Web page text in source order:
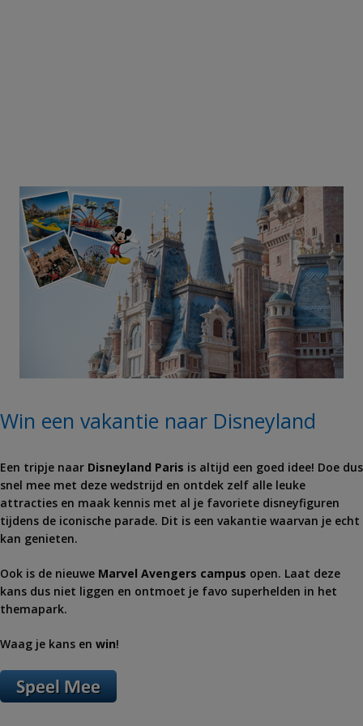
Win een vakantie naar Disneyland
Een tripje naar Disneyland Paris is altijd een goed idee! Doe dus
snel mee met deze wedstrijd en ontdek zelf alle leuke
attracties en maak kennis met al je favoriete disneyfiguren
tijdens de iconische parade. Dit is een vakantie waarvan je echt
kan genieten.
Ook is de nieuwe Marvel Avengers campus open. Laat deze
kans dus niet liggen en ontmoet je favo superhelden in het
themapark.
Waag je kans en win!